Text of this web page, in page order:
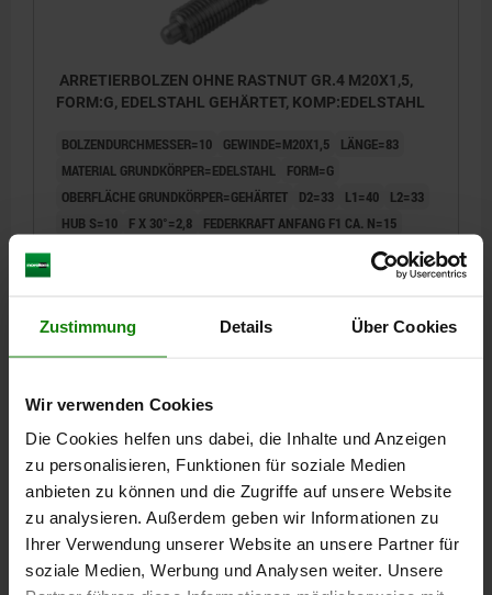
Zustimmung Details Über Cookies
Wir verwenden Cookies
Die Cookies helfen uns dabei, die Inhalte und Anzeigen
zu personalisieren, Funktionen für soziale Medien
anbieten zu können und die Zugriffe auf unsere Website
zu analysieren. Außerdem geben wir Informationen zu
Ihrer Verwendung unserer Website an unsere Partner für
soziale Medien, Werbung und Analysen weiter. Unsere
ARRETIERBOLZEN OHNE RASTNUT GR.4 M20X1,5,
FORM:G, EDELSTAHL GEHÄRTET, KOMP:EDELSTAHL
BOLZENDURCHMESSER=10 GEWINDE=M20X1,5
LÄNGE=83
MATERIAL GRUNDKÖRPER=EDELSTAHL
FORM=G
OBERFLÄCHE GRUNDKÖRPER=GEHÄRTET
D2=33 L1=40
L2=33
HUB S=10
F X 30°=2,8
FEDERKRAFT ANFANG F1 CA. N=15
24,41 €
zzgl. MwSt.
03093